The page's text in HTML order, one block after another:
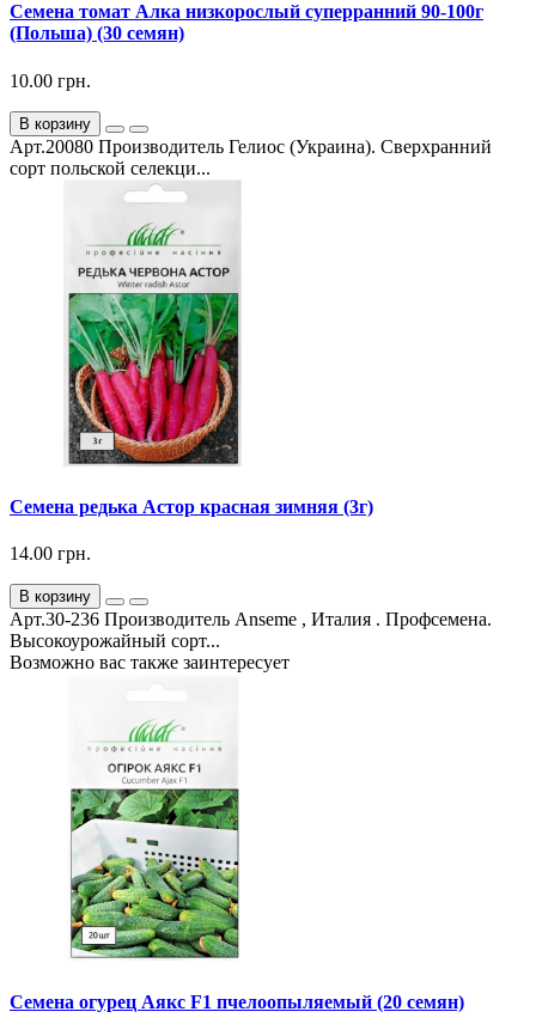
Семена томат Алка низкорослый суперранний 90-100г
(Польша) (30 семян)
10.00 грн.
В корзину
Арт.20080 Производитель Гелиос (Украина). Сверхранний
сорт польской селекци...
Семена редька Астор красная зимняя (3г)
14.00 грн.
В корзину
Арт.30-236 Производитель Anseme , Италия . Профсемена.
Высокоурожайный сорт...
Возможно вас также заинтересует
Семена огурец Аякс F1 пчелоопыляемый (20 семян)